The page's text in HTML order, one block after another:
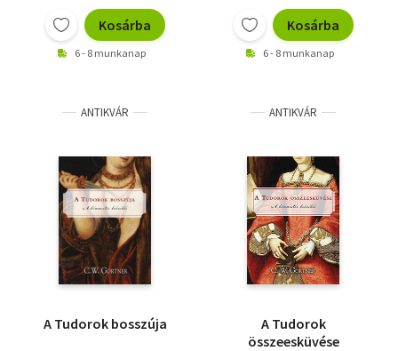
Kosárba
6 - 8 munkanap
Kosárba
6 - 8 munkanap
ANTIKVÁR
A Tudorok bosszúja
ANTIKVÁR
A Tudorok
összeesküvése